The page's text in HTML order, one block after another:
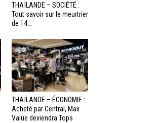
THAÏLANDE – SOCIÉTÉ :
Tout savoir sur le meurtrier
de 14...
THAÏLANDE – ÉCONOMIE :
Acheté par Central, Max
Value deviendra Tops